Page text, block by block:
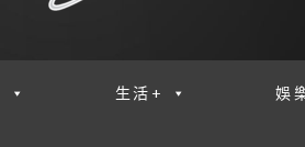
生活+ 娛